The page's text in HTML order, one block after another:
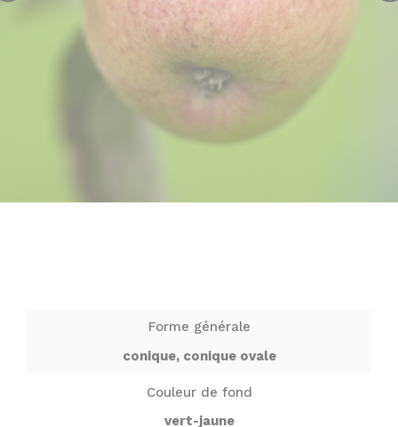
Forme générale
conique, conique ovale
Couleur de fond
vert-jaune